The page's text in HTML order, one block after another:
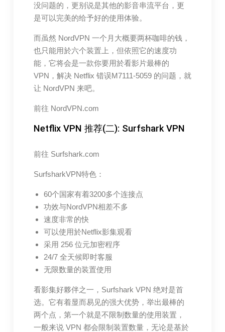
没问题的，更别说是其他的影音串流平台，更
是可以完美的给予好的使用体验。
而虽然 NordVPN 一个月大概要两杯咖啡的钱，
也只能用於六个装置上，但依照它的速度功
能，它将会是一款你要用於看影片最棒的
VPN，解决 Netflix 错误M7111-5059 的问题，就
让 NordVPN 来吧。
前往 NordVPN.com
Netflix VPN 推荐(二): Surfshark VPN
前往 Surfshark.com
SurfsharkVPN特色：
60个国家有着3200多个连接点
功效与NordVPN相差不多
速度非常的快
可以使用於Netflix影集观看
采用 256 位元加密程序
24/7 全天候即时客服
无限数量的装置使用
看影集好夥伴之一，Surfshark VPN 绝对是首
选。它有着显而易见的强大优势，举出最棒的
两个点，第一个就是不限制数量的使用装置，
一般来说 VPN 都会限制装置数量，无论是基於